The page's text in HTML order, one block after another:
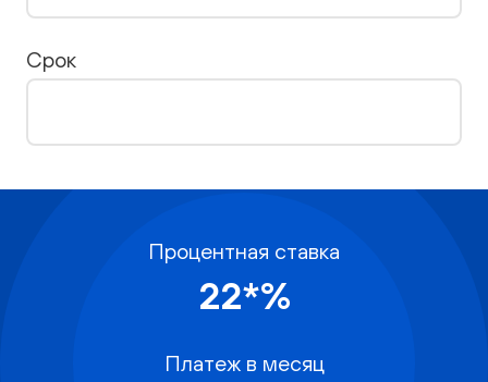
Срок
Процентная ставка
22*%
Платеж в месяц